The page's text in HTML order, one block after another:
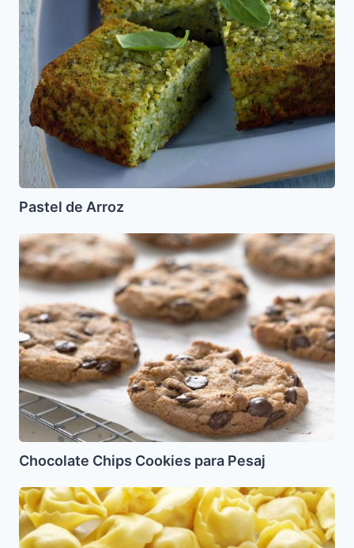
Pastel de Arroz
Chocolate
Chips
Cookies
para
Pesaj
Chocolate Chips Cookies para Pesaj
Kreplaj
de
Carne